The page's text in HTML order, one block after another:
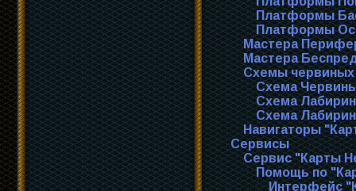
Платформы
Платформы
Мастера
Мастера
Схемы червиных
Схема
Схема
Схема
Навигаторы
Сервисы
Сервис "Карты
Помощь по
Интерфейс